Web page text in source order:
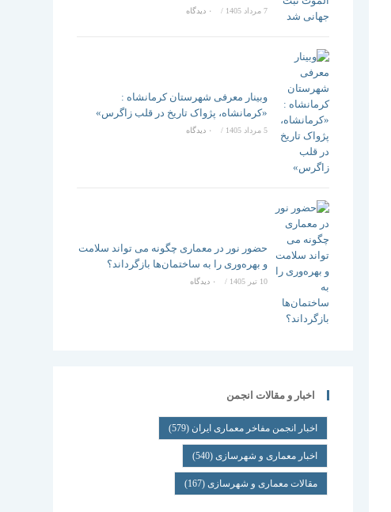
7 مرداد 1405 / ۰ دیدگاه
وبینار معرفی شهرستان کرمانشاه :
«کرمانشاه، پژواک تاریخ در قلب زاگرس»
5 مرداد 1405 / ۰ دیدگاه
حضور نور در معماری چگونه می تواند سلامت
و بهره‌وری را به ساختمان‌ها بازگرداند؟
10 تیر 1405 / ۰ دیدگاه
اخبار و مقالات انجمن
اخبار انجمن مفاخر معماری ایران (579)
اخبار معماری و شهرسازی(540)
مقالات معماری و شهرسازی(167)